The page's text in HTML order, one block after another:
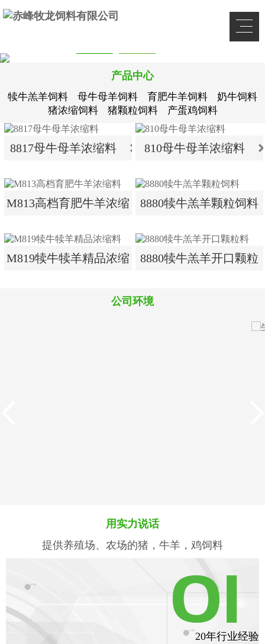
产品中心
犊牛羔羊饲料 母牛母羊饲料 育肥牛羊饲料
奶牛饲料
猪浓缩饲料
猪颗粒饲料 产蛋鸡饲料
8817母牛母羊浓缩料
8817母牛母羊浓缩料
810母牛母羊浓缩料
810母牛母羊浓缩料
M813高档育肥牛羊浓缩
M813高档育肥牛羊浓缩
8880犊牛羔羊颗粒饲料
8880犊牛羔羊颗粒饲料
M819犊牛犊羊精品浓缩
M819犊牛犊羊精品浓缩
8880犊牛羔羊开口颗粒
8880犊牛羔羊开口颗粒
公司环境
用实力说话
提供养殖场、农场的猪，牛羊，鸡饲料
20年行业经验